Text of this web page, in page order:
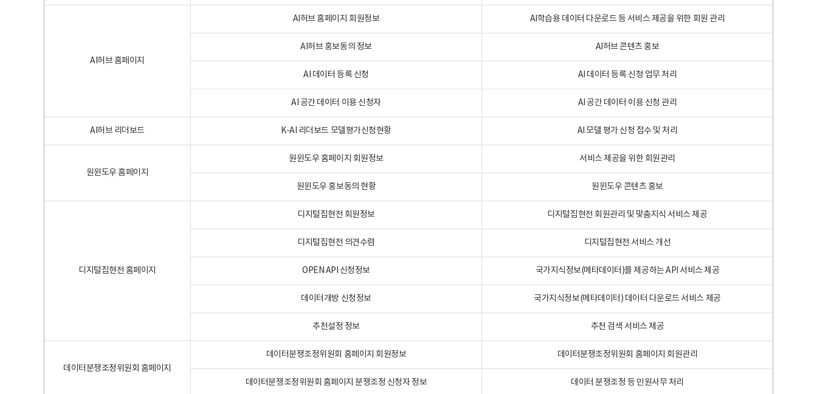
AI허브 홈페이지
AI허브 홈페이지 회원정보 AI학습용 데이터 다운로드 등 서비스 제공을 위한 회원 관리
AI허브 홍보동의 정보 AI허브 콘텐츠 홍보
AI 데이터 등록 신청 AI 데이터 등록 신청 업무 처리
AI 공간 데이터 이용 신청자 AI 공간 데이터 이용 신청 관리
AI허브 리더보드 K-AI 리더보드 모델평가신청현황 AI 모델 평가 신청 접수 및 처리
원윈도우 홈페이지
원윈도우 홈페이지 회원정보 서비스 제공을 위한 회원관리
원윈도우 홍보동의 현황 원윈도우 콘텐츠 홍보
디지털집현전 홈페이지
디지털집현전 회원정보 디지털집현전 회원관리 및 맞춤지식 서비스 제공
디지털집현전 의견수렴 디지털집현전 서비스 개선
OPEN API 신청정보 국가지식정보(메타데이터)를 제공하는 API 서비스 제공
데이터개방 신청정보 국가지식정보(메타데이터) 데이터 다운로드 서비스 제공
추천설정 정보 추천 검색 서비스 제공
데이터분쟁조정위원회 홈페이지
데이터분쟁조정위원회 홈페이지 회원정보 데이터분쟁조정위원회 홈페이지 회원관리
데이터분쟁조정위원회 홈페이지 분쟁조정 신청자 정보 데이터 분쟁조정 등 민원사무 처리